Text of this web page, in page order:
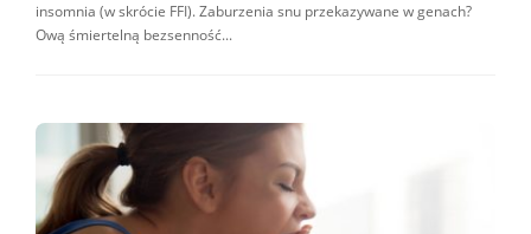
insomnia (w skrócie FFI). Zaburzenia snu przekazywane w genach?
Ową śmiertelną bezsenność...